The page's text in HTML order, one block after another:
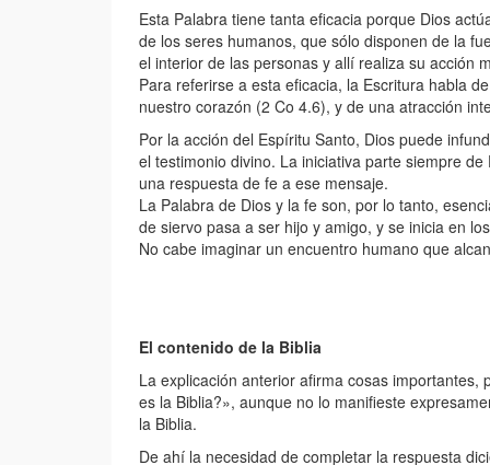
Esta Palabra tiene tanta eficacia porque Dios
de los seres humanos, que sólo disponen de la
el interior de las personas y allí realiza su acción
Para referirse a esta eficacia, la Escritura habla
nuestro corazón (2 Co 4.6), y de una atracción
Por la acción del Espíritu Santo, Dios puede
el testimonio divino. La iniciativa parte siempre
una respuesta de fe a ese mensaje.
La Palabra de Dios y la fe son, por lo tanto,
de siervo pasa a ser hijo y amigo, y se inicia en
No cabe imaginar un encuentro humano que
El contenido de la Biblia
La explicación anterior afirma cosas
es la Biblia?», aunque no lo manifieste
la Biblia.
De ahí la necesidad de completar la respuesta